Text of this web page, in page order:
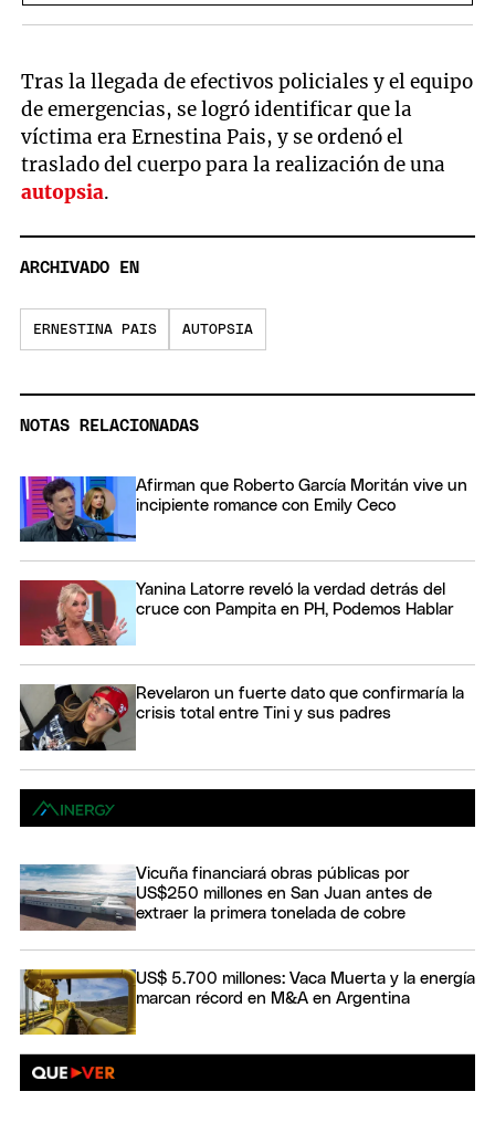
Tras la llegada de efectivos policiales y el equipo
de emergencias, se logró identificar que la
víctima era Ernestina Pais, y se ordenó el
traslado del cuerpo para la realización de una
autopsia.
ARCHIVADO EN
ERNESTINA PAIS AUTOPSIA
NOTAS RELACIONADAS
Afirman que Roberto García Moritán vive un
incipiente romance con Emily Ceco
Yanina Latorre reveló la verdad detrás del
cruce con Pampita en PH, Podemos Hablar
Revelaron un fuerte dato que confirmaría la
crisis total entre Tini y sus padres
Vicuña financiará obras públicas por
US$250 millones en San Juan antes de
extraer la primera tonelada de cobre
US$ 5.700 millones: Vaca Muerta y la energía
marcan récord en M&A en Argentina